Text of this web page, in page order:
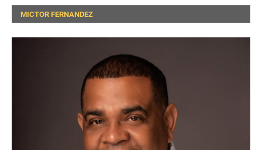
MICTOR FERNANDEZ